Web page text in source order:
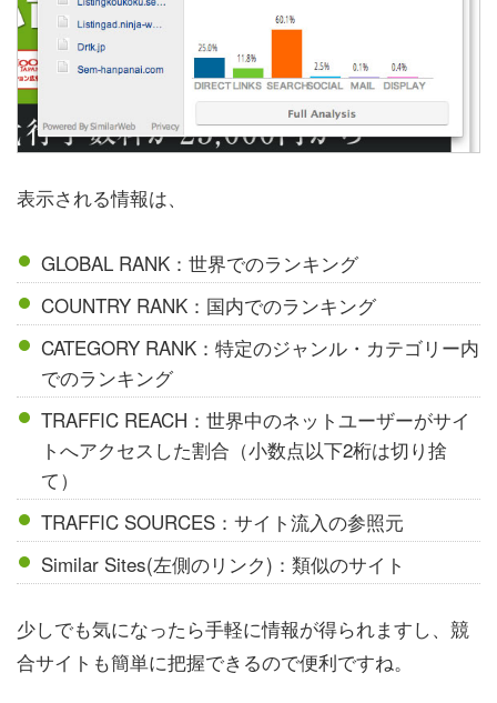
表示される情報は、
GLOBAL RANK：世界でのランキング
COUNTRY RANK：国内でのランキング
CATEGORY RANK：特定のジャンル・カテゴリー内
でのランキング
TRAFFIC REACH：世界中のネットユーザーがサイ
トへアクセスした割合（小数点以下2桁は切り捨
て）
TRAFFIC SOURCES：サイト流入の参照元
Similar Sites(左側のリンク)：類似のサイト
少しでも気になったら手軽に情報が得られますし、競
合サイトも簡単に把握できるので便利ですね。